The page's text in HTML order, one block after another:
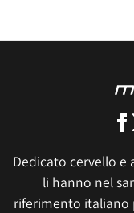
Dedicato cervello
li hanno nel
riferimento italiano